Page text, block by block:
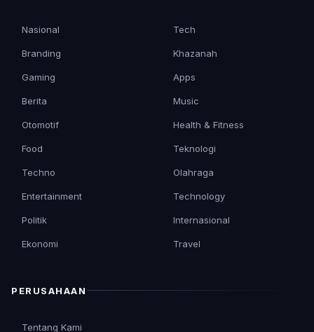
Nasional
Branding
Gaming
Berita
Otomotif
Tech
Khazanah
Apps
Music
Health & Fitness
Food
Techno
Entertainment
Politik
Ekonomi
Teknologi
Olahraga
Technology
Internasional
Travel
PERUSAHAAN
Tentang Kami